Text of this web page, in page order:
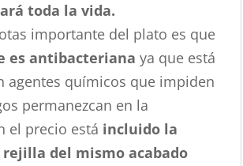
toda la vida.
importante del plato es que
es antibacterianaya que está
agentes químicos que impiden
permanezcan en la
el precio está incluido la
rejilla del mismo acabado